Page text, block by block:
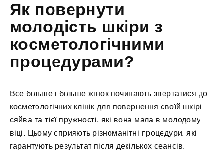
Як повернути
молодість шкіри з
косметологічними
процедурами?
Все більше і більше жінок починають звертатися до
косметологічних клінік для повернення своїй шкірі
сяйва та тієї пружності, які вона мала в молодому
віці. Цьому сприяють різноманітні процедури, які
гарантують результат після декількох сеансів.